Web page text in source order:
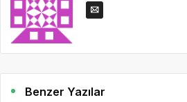
Benzer Yazılar